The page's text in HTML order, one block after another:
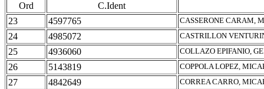
Ord
C.Ident
23
4597765 CASSERONE CARAM,
24 4985072 CASTRILLON
25 4936060 COLLAZO EPIFANIO,
26 5143819 COPPOLA LOPEZ,
27 4842649 CORREA CARRO,